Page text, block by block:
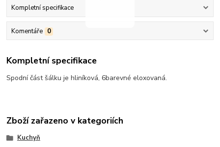
Kompletní specifikace
Komentáře 0
Kompletní specifikace
Spodní část šálku je hliníková, 6barevné eloxovaná.
Zboží zařazeno v kategoriích
Kuchyň